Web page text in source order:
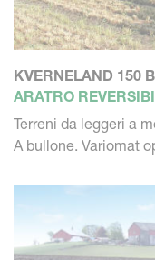
KVERNELAND 150 B
ARATRO
Terreni da leggeri a
A bullone. Variomat